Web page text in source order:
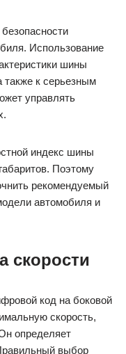
Использование
шины
также к серьезным
управлять
индекс шины
Поэтому
рекомендуемый
автомобиля и
скорости
код на боковой
скорость,
определяет
выбор